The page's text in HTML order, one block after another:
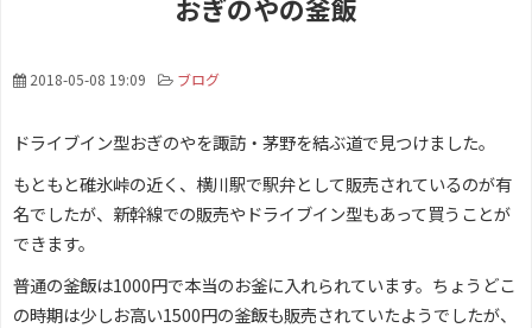
おぎのやの釜飯
2018-05-08 19:09 ブログ
ドライブイン型おぎのやを諏訪・茅野を結ぶ道で見つけました。
もともと碓氷峠の近く、横川駅で駅弁として販売されているのが有
名でしたが、新幹線での販売やドライブイン型もあって買うことが
できます。
普通の釜飯は1000円で本当のお釜に入れられています。ちょうどこ
の時期は少しお高い1500円の釜飯も販売されていたようでしたが、